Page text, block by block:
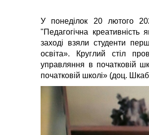
У понеділок 20 лютого
"Педагогічна
заході взяли студенти
освіта». Круглий стіл
управляння в початковій
початковій школі» (доц.